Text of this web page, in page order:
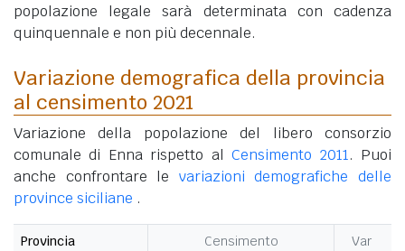
popolazione legale sarà determinata con cadenza
quinquennale e non più decennale.
Variazione demografica della provincia
al censimento 2021
Variazione della popolazione del libero consorzio
comunale di Enna rispetto alCensimento 2011. Puoi
anche confrontare le variazioni demografiche delle
province siciliane .
Provincia Censimento
Var